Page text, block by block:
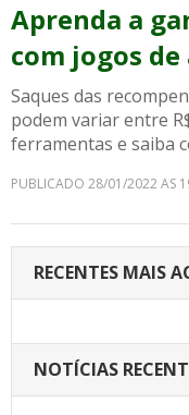
Aprenda a
com jogos
Saques das
podem variar entre
ferramentas e saiba
PUBLICADO 28/01/2022 AS
RECENTES MAIS
NOTÍCIAS